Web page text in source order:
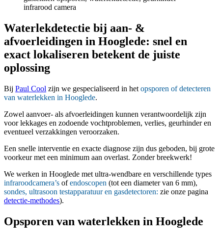
Waterlekdetectie bij aan- &
afvoerleidingen in Hooglede: snel en
exact lokaliseren betekent de juiste
oplossing
Bij Paul Cool zijn we gespecialiseerd in het opsporen of detecteren
van waterlekken in Hooglede.
Zowel aanvoer- als afvoerleidingen kunnen verantwoordelijk zijn
voor lekkages en zodoende vochtproblemen, verlies, geurhinder en
eventueel verzakkingen veroorzaken.
Een snelle interventie en exacte diagnose zijn dus geboden, bij grote
voorkeur met een minimum aan overlast. Zonder breekwerk!
We werken in Hooglede met ultra-wendbare en verschillende types
infraroodcamera’s ofendoscopen (tot een diameter van 6 mm),
sondes, ultrasoon testapparatuur en gasdetectoren: zie onze pagina
detectie-methodes).
Opsporen van waterlekken in Hooglede